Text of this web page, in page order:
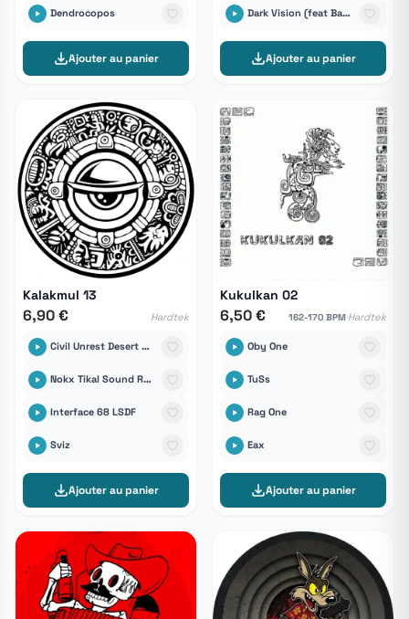
Dendrocopos
Ajouter au panier
Dark Vision (feat Banotek)
Ajouter au panier
Kalakmul 13
6,90 € Hardtek
Civil Unrest Desert Storm
Nokx Tikal Sound Records
Interface 68 LSDF
Sviz
Ajouter au panier
Kukulkan 02
6,50 € 162-170 BPM·Hardtek
Oby One
TuSs
Rag One
Eax
Ajouter au panier